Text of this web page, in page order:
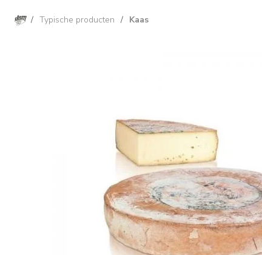
/ Typische producten / Kaas